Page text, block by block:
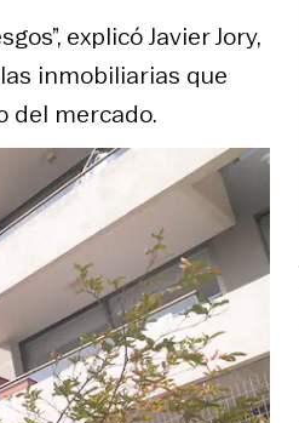
explicó Javier Jory,
inmobiliarias que
del mercado.